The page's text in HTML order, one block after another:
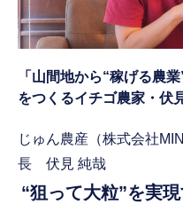
「山間地から“稼げる農
をつくるイチゴ農家・伏
じゅん農産（株式会社
長 伏見 純哉
“狙って大粒”を実